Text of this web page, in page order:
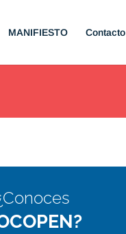
MANIFIESTO Contacto